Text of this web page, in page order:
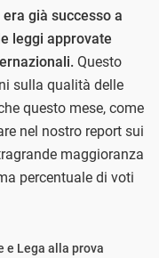
già successo a
leggi approvate
Questo
sulla qualità delle
questo mese, come
nel nostro report sui
maggioranza
percentuale di voti
e Lega alla prova